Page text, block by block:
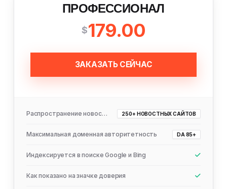
ПРОФЕССИОНАЛ
$179.00
ЗАКАЗАТЬ СЕЙЧАС
Распространение новостей 250+ НОВОСТНЫХ САЙТОВ
Максимальная доменная авторитетность DA 85+
Индексируется в поиске Google и Bing
Как показано на значке доверия